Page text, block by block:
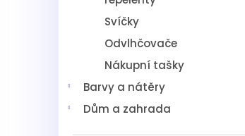
Svíčky
Odvlhčovače
Nákupní tašky
Barvy a nátěry
Dům a zahrada